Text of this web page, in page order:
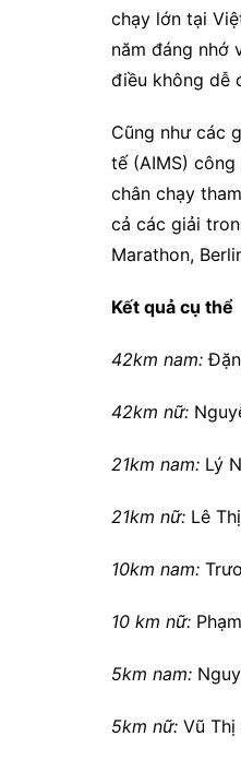
chạy lớn tại
năm đáng nhớ
điều không dễ
Cũng như các
tế (AIMS)
chân chạy
cả các giải
Marathon,
Kết quả cụ thể
42km nam:
42km nữ:
21km nam: Lý
21km nữ: Lê
10km nam:
10 km nữ:
5km nam:
5km nữ: Vũ Thị